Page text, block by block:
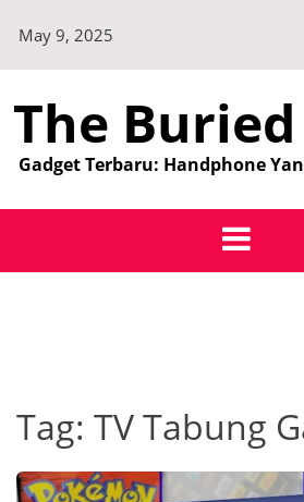
content
May 9, 2025
The
Gadget Terbaru: Handphone
Tag: TV Tabung